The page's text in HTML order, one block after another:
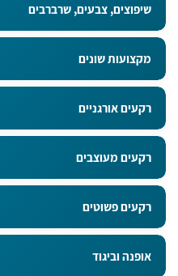
שיפוצים, צבעים, שרברבים
מקצועות שונים
רקעים אורגניים
רקעים מעוצבים
רקעים פשוטים
אופנה וביגוד